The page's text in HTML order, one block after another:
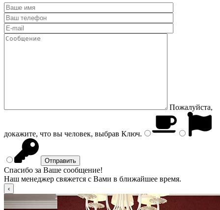
Пожалуйста,
докажите, что вы человек, выбрав Ключ.
Спасибо за Ваше сообщение!
Наш менеджер свяжется с Вами в ближайшее время.